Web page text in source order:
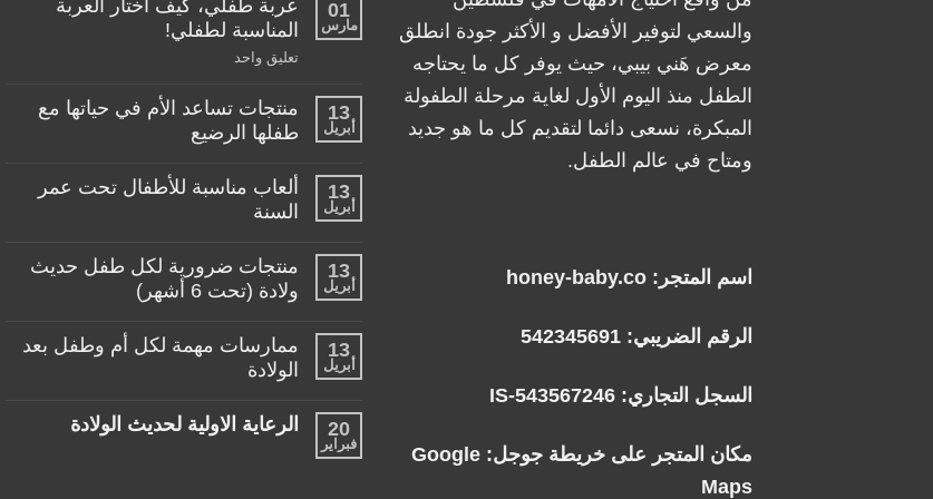
والسعي لتوفير الأفضل و الأكثر جودة انطلق
معرض هَني بيبي، حيث يوفر كل ما يحتاجه
الطفل منذ اليوم الأول لغاية مرحلة الطفولة
المبكرة، نسعى دائما لتقديم كل ما هو جديد
ومتاح في عالم الطفل.
اسم المتجر: honey-baby.co
الرقم الضريبي: 542345691
السجل التجاري: IS-543567246
مكان المتجر على خريطة جوجل: Google
Maps
01
مارس
المناسبة لطفلي!
تعليق واحد
كيف
العربة
13
أبريل
منتجات تساعد الأم في حياتها مع
طفلها الرضيع
توجد
تعليقات
على
منتجات
في
حياتها
مع
الرضيع
13
أبريل
ألعاب مناسبة للأطفال تحت عمر
السنة
تعليقات
على
ألعاب
للأطفال
تحت
عمر
السنة
13
أبريل
منتجات ضرورية لكل طفل حديث
ولادة (تحت 6 أشهر)
توجد
تعليقات
على
منتجات
لكل
طفل
13
أبريل
ممارسات مهمة لكل أم وطفل بعد
الولادة
توجد
تعليقات
20
فبراير
الرعاية الاولية لحديث الولادة